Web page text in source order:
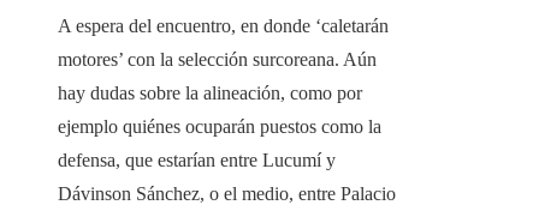
A espera del encuentro, en donde ‘caletarán
motores’ con la selección surcoreana. Aún
hay dudas sobre la alineación, como por
ejemplo quiénes ocuparán puestos como la
defensa, que estarían entre Lucumí y
Dávinson Sánchez, o el medio, entre Palacio